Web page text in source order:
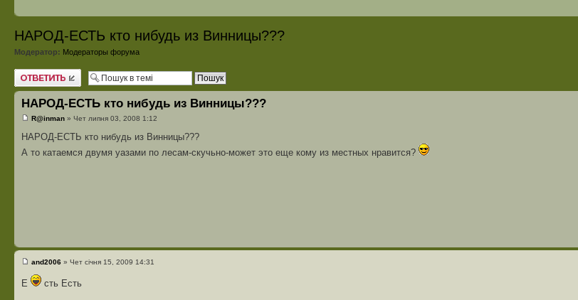
НАРОД-ЕСТЬ кто нибудь из Винницы???
Модератор: Модераторы форума
Відповісти
НАРОД-ЕСТЬ кто нибудь из Винницы???
R@inman » Чет липня 03, 2008 1:12
НАРОД-ЕСТЬ кто нибудь из Винницы???
А то катаемся двумя уазами по лесам-скучьно-может это еще кому из местных нравится?
and2006 » Чет січня 15, 2009 14:31
Е сть Есть